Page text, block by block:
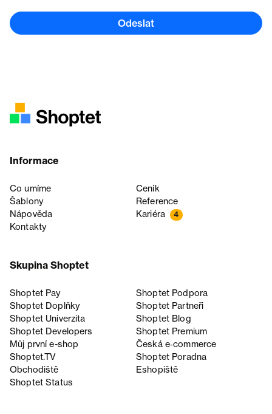
Odeslat
Informace
Co umíme
Ceník
Šablony
Reference
Nápověda
Kariéra 4
Kontakty
Skupina Shoptet
Shoptet Pay
Shoptet Podpora
Shoptet Doplňky
Shoptet Partneři
Shoptet Univerzita
Shoptet Blog
Shoptet Developers
Shoptet Premium
Můj první e-shop
Česká e‑commerce
Shoptet.TV
Shoptet Poradna
Obchodiště
Eshopiště
Shoptet Status